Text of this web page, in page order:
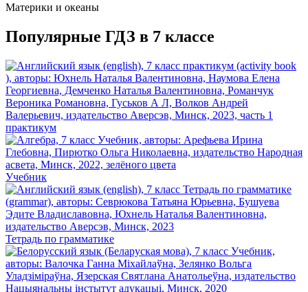
Материки и океаны
Популярные ГДЗ в 7 классе
практикум
Учебник
Тетрадь по грамматике